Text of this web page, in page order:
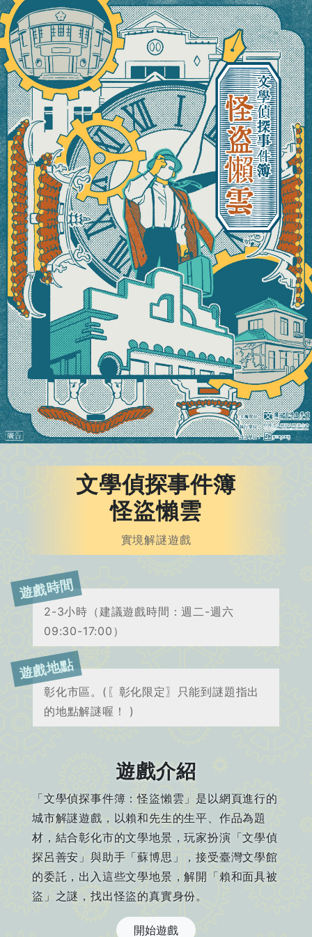
文學偵探事件簿
怪盜懶雲
實境解謎遊戲
遊戲時間
2-3小時（建議遊戲時間：週二-週六
09:30-17:00）
遊戲地點
彰化市區。(〖彰化限定〗只能到謎題指出
的地點解謎喔！ )
遊戲介紹
「文學偵探事件簿：怪盜懶雲」是以網頁進行的
城市解謎遊戲，以賴和先生的生平、作品為題
材，結合彰化市的文學地景，玩家扮演「文學偵
探呂善安」與助手「蘇博思」，接受臺灣文學館
的委託，出入這些文學地景，解開「賴和面具被
盜」之謎，找出怪盜的真實身份。
開始遊戲